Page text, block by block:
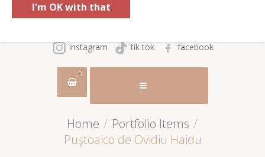
instagram tik tok facebook
0
Home / Portfolio Items /
Puştoaico de Ovidiu Haidu
I'm OK with that